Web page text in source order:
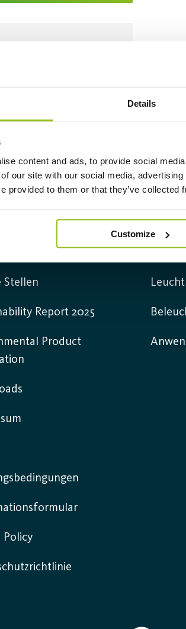
Details
content and ads, to provide social
our site with our social media,
provided to them or that they’ve
Customize
Stellen
Report 2025
Product
Policy